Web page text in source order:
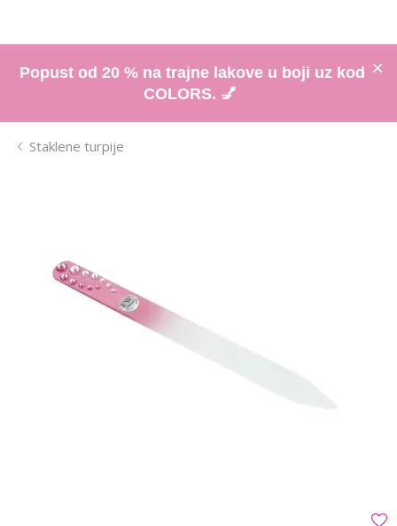
Popust od 20 % na trajne lakove u boji uz kod
COLORS. 💅
Staklene turpije